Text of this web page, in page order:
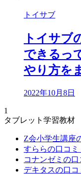
トイサブ
トイサブ
できるっ
やり方を
2022年10月8日
1
タブレット学習教材
Z会小学生講座
すららの口コミ
コナンゼミの口
デキタスの口コ